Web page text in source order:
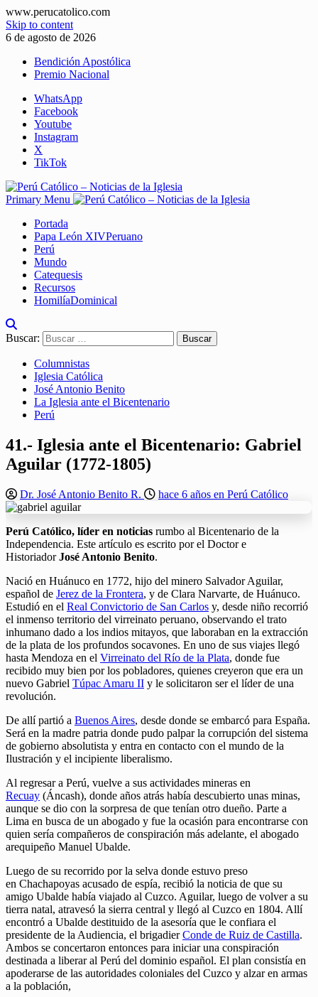
www.perucatolico.com
Skip to content
6 de agosto de 2026
Bendición Apostólica
Premio Nacional
WhatsApp
Facebook
Youtube
Instagram
X
TikTok
Primary Menu
Portada
Papa León XIVPeruano
Perú
Mundo
Catequesis
Recursos
HomilíaDominical
Buscar:
Columnistas
Iglesia Católica
José Antonio Benito
La Iglesia ante el Bicentenario
Perú
41.- Iglesia ante el Bicentenario: Gabriel
Aguilar (1772-1805)
Dr. José Antonio Benito R. hace 6 años en Perú Católico
Perú Católico, líder en noticias rumbo al Bicentenario de la
Independencia. Este artículo es escrito por el Doctor e
HistoriadorJosé Antonio Benito.
Nació en Huánuco en 1772, hijo del minero Salvador Aguilar,
español de Jerez de la Frontera, y de Clara Narvarte, de Huánuco.
Estudió en el Real Convictorio de San Carlos y, desde niño recorrió
el inmenso territorio del virreinato peruano, observando el trato
inhumano dado a los indios mitayos, que laboraban en la extracción
de la plata de los profundos socavones. En uno de sus viajes llegó
hasta Mendoza en el Virreinato del Río de la Plata, donde fue
recibido muy bien por los pobladores, quienes creyeron que era un
nuevo Gabriel Túpac Amaru II y le solicitaron ser el líder de una
revolución.
De allí partió a Buenos Aires, desde donde se embarcó para España.
Será en la madre patria donde pudo palpar la corrupción del sistema
de gobierno absolutista y entra en contacto con el mundo de la
Ilustración y el incipiente liberalismo.
Al regresar a Perú, vuelve a sus actividades mineras en
Recuay (Áncash), donde años atrás había descubierto unas minas,
aunque se dio con la sorpresa de que tenían otro dueño. Parte a
Lima en busca de un abogado y fue la ocasión para encontrarse con
quien sería compañeros de conspiración más adelante, el abogado
arequipeño Manuel Ubalde.
Luego de su recorrido por la selva donde estuvo preso
en Chachapoyas acusado de espía, recibió la noticia de que su
amigo Ubalde había viajado al Cuzco. Aguilar, luego de volver a su
tierra natal, atravesó la sierra central y llegó al Cuzco en 1804. Allí
encontró a Ubalde destituido de la asesoría que le confiara el
presidente de la Audiencia, el brigadierConde de Ruiz de Castilla.
Ambos se concertaron entonces para iniciar una conspiración
destinada a liberar al Perú del dominio español. El plan consistía en
apoderarse de las autoridades coloniales del Cuzco y alzar en armas
a la población,